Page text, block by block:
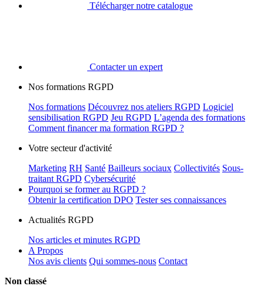
Télécharger notre catalogue
Contacter un expert
Nos formations RGPD
Nos formations Découvrez nos ateliers RGPD Logiciel
sensibilisation RGPD Jeu RGPD L’agenda des formations
Comment financer ma formation RGPD ?
Votre secteur d'activité
Marketing RH Santé Bailleurs sociaux Collectivités Sous-
traitant RGPD Cybersécurité
Pourquoi se former au RGPD ?
Obtenir la certification DPO Tester ses connaissances
Actualités RGPD
Nos articles et minutes RGPD
A Propos
Nos avis clients Qui sommes-nous Contact
Non classé